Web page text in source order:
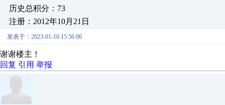
历史总积分：73
注册：2012年10月21日
发表于：2023-01-16 15:56:06
谢谢楼主！
回复 引用 举报